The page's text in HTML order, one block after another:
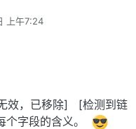
上午7:24
效，已移除] [检测到链
个字段的含义。